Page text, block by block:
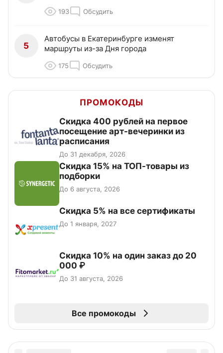
193 Обсудить
5
Автобусы в Екатеринбурге изменят
маршруты из-за Дня города
175 Обсудить
ПРОМОКОДЫ
Cкидка 400 рублей на первое
посещение арт-вечеринки из
расписания
До 31 декабря, 2026
Скидка 15% на ТОП-товары из
подборки
До 6 августа, 2026
Скидка 5% на все сертификаты
До 1 января, 2027
Скидка 10% на один заказ до 20
000 ₽
До 31 августа, 2026
Все промокоды